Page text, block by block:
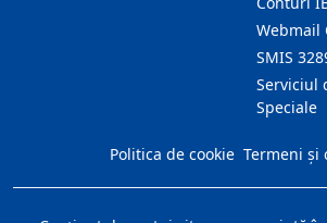
Webmail
SMIS
Serviciul
Speciale
Politica de cookie Termeni și